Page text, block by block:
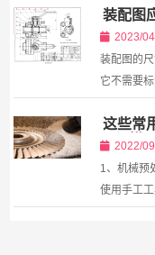
装配图
2023/
装配图的
它不需要
类： 一、
这些常
须得懂
2022/
1、机械预
使用手工